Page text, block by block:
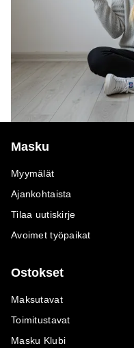
Masku
Myymälät
Ajankohtaista
Tilaa uutiskirje
Avoimet työpaikat
Ostokset
Maksutavat
Toimitustavat
Masku Klubi